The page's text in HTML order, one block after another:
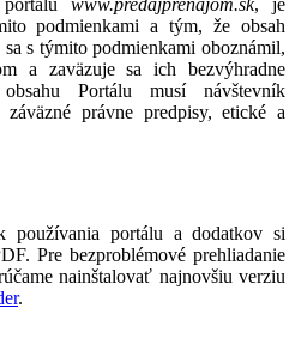
podmienkami a tým, že obsah
s týmito podmienkami oboznámil,
a zaväzuje sa ich bezvýhradne
Portálu musí návštevník
právne predpisy, etické a
používania portálu a dodatkov si
Pre bezproblémové prehliadanie
nainštalovať najnovšiu verziu
.